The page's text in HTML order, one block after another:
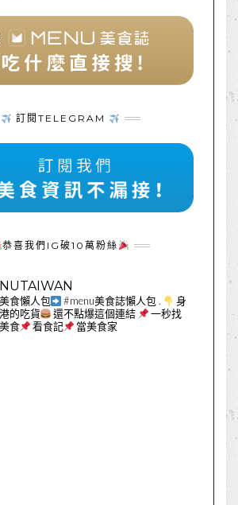
訂閱TELEGRAM
恭喜我們IG破10萬粉絲
食懶人包 #menu美食誌懶人包.
身
的吃貨
還不點爆這個連結
一秒找
食
看食記 當美食家